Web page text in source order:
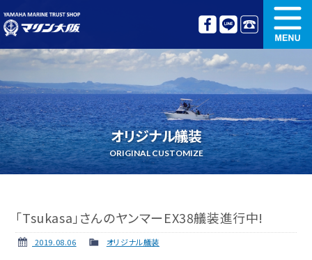
中古艇情報
オリジナル艤装 ボート免許講習
更新講習 クルージング情報
オリジナル艤装
ORIGINAL CUSTOMIZE
「Tsukasa」さんのヤンマーEX38艤装進行中!
2019.08.06 オリジナル艤装